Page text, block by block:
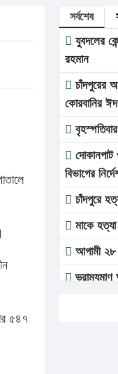
৫৪৭
সর্বশেষ
যুবদলের
রহমান
চাঁদপুরের
কোরবানির ঈদ
দোকানপাট
বিভাগের
চাঁদপুরে
মাকে
আগামী
ভ্রাম্যমাণ